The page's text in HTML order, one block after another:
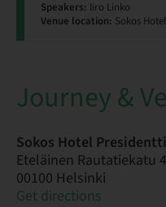
Speakers: Iiro Linko
Venue location: Sokos
Journey &
Sokos Hotel Presidentti
Eteläinen Rautatiekatu 4
00100 Helsinki
Get directions